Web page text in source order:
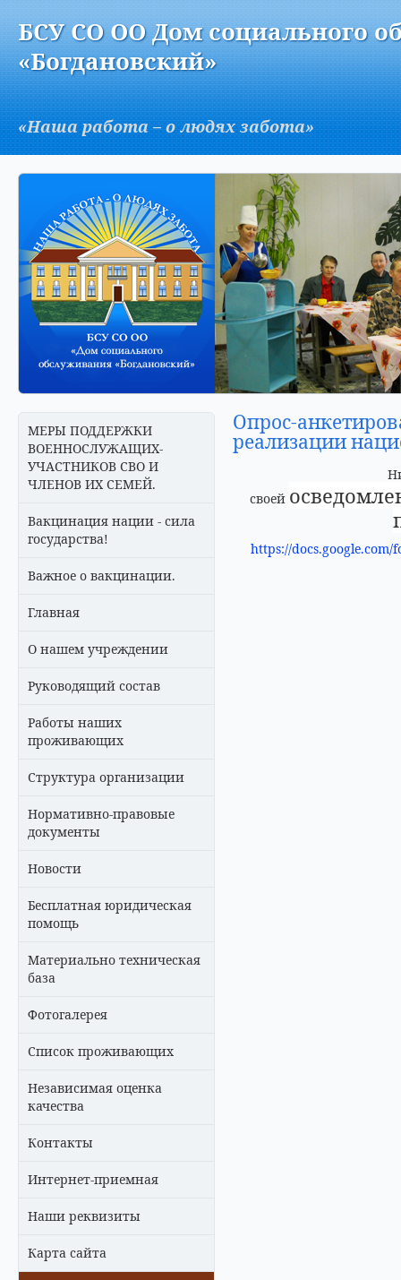
AБСУ СО ОО Дом социального
«Богдановский»
«Наша работа – о людях забота»
МЕРЫ ПОДДЕРЖКИ
ВОЕННОСЛУЖАЩИХ-
УЧАСТНИКОВ СВО И
ЧЛЕНОВ ИХ СЕМЕЙ.
Вакцинация нации - сила
государства!
Важное о вакцинации.
Главная
О нашем учреждении
Руководящий состав
Работы наших
проживающих
Структура организации
Нормативно-правовые
документы
Новости
Бесплатная юридическая
помощь
Материально техническая
база
Фотогалерея
Список проживающих
Независимая оценка
качества
Контакты
Интернет-приемная
Наши реквизиты
Карта сайта
Опрос-
реализации
своей
https://docs.google.com/